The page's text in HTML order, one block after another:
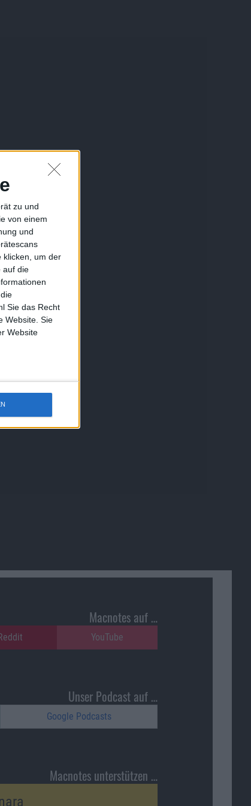
zu und
von einem
und
klicken, um der
auf die
Sie das Recht
Website. Sie
Website
Macnotes auf …
Reddit YouTube
Unser Podcast auf …
Google Podcasts
Macnotes unterstützen …